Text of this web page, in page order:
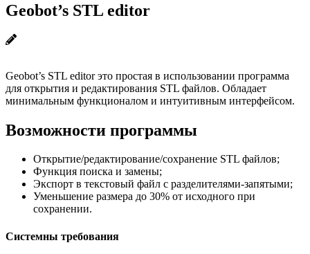
Geobot’s STL editor
Geobot’s STL editor это простая в использовании программа
для открытия и редактирования STL файлов. Обладает
минимальным функционалом и интуитивным интерфейсом.
Возможности программы
Открытие/редактирование/сохранение STL файлов;
Функция поиска и замены;
Экспорт в текстовый файл с разделителями-запятыми;
Уменьшение размера до 30% от исходного при
сохранении.
Системны требования